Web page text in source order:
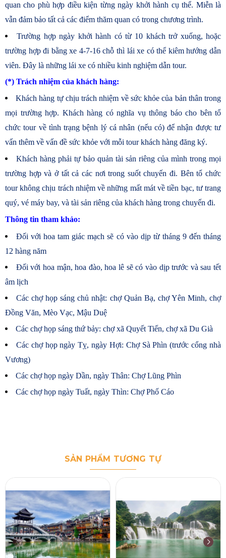
quan cho phù hợp điều kiện từng ngày khởi hành cụ thể. Miễn là
vẫn đảm bảo tất cả các điểm thăm quan có trong chương trình.
Trường hợp ngày khởi hành có từ 10 khách trở xuống, hoặc
trường hợp đi bằng xe 4-7-16 chỗ thì lái xe có thể kiêm hướng dẫn
viên. Đây là những lái xe có nhiều kinh nghiệm dẫn tour.
(*) Trách nhiệm của khách hàng:
Khách hàng tự chịu trách nhiệm về sức khỏe của bản thân trong
mọi trường hợp. Khách hàng có nghĩa vụ thông báo cho bên tổ
chức tour về tình trạng bệnh lý cá nhân (nếu có) để nhận được tư
vấn thêm về vấn đề sức khỏe với mỗi tour khách hàng đăng ký.
Khách hàng phải tự bảo quản tài sản riêng của mình trong mọi
trường hợp và ở tất cả các nơi trong suốt chuyến đi. Bên tổ chức
tour không chịu trách nhiệm về những mất mát về tiền bạc, tư trang
quý, vé máy bay, và tài sản riêng của khách hàng trong chuyến đi.
Thông tin tham khảo:
Đối với hoa tam giác mạch sẽ có vào dịp từ tháng 9 đến tháng
12 hàng năm
Đối với hoa mận, hoa đào, hoa lê sẽ có vào dịp trước và sau tết
âm lịch
Các chợ họp sáng chủ nhật: chợ Quản Bạ, chợ Yên Minh, chợ
Đồng Văn, Mèo Vạc, Mậu Duệ
Các chợ họp sáng thứ bảy: chợ xã Quyết Tiến, chợ xã Du Già
Các chợ họp ngày Tỵ, ngày Hợi: Chợ Sà Phìn (trước cổng nhà
Vương)
Các chợ họp ngày Dần, ngày Thân: Chợ Lũng Phìn
Các chợ họp ngày Tuất, ngày Thìn: Chợ Phố Cáo
SẢN PHẨM TƯƠNG TỰ